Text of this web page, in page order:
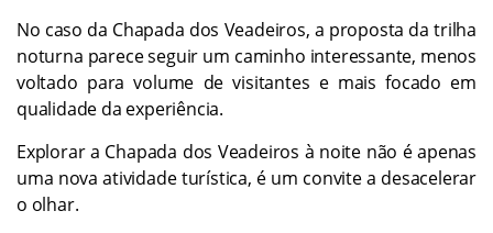
No caso da Chapada dos Veadeiros, a proposta da trilha
noturna parece seguir um caminho interessante, menos
voltado para volume de visitantes e mais focado em
qualidade da experiência.
Explorar a Chapada dos Veadeiros à noite não é apenas
uma nova atividade turística, é um convite a desacelerar
o olhar.